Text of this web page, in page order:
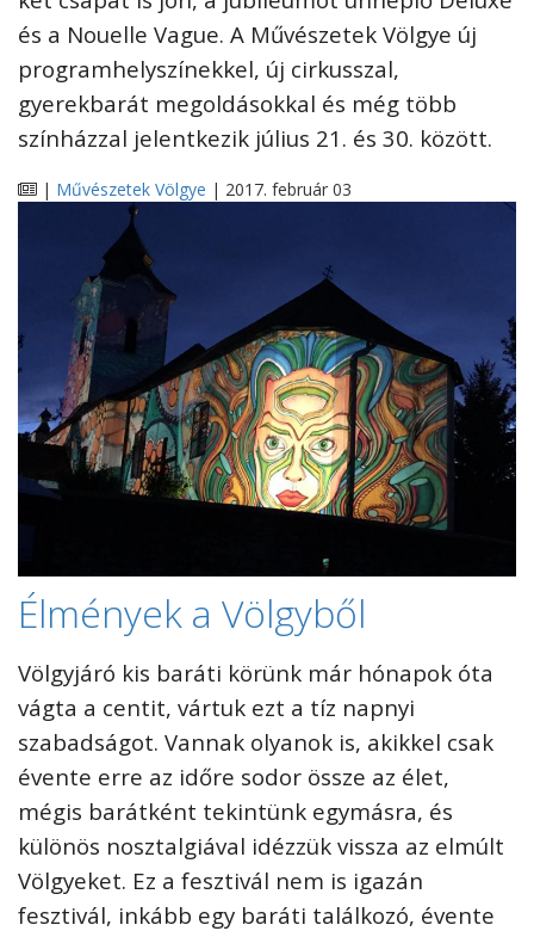
és a Nouelle Vague. A Művészetek Völgye új
programhelyszínekkel, új cirkusszal,
gyerekbarát megoldásokkal és még több
színházzal jelentkezik július 21. és 30. között.
| Művészetek Völgye | 2017. február 03
Élmények a Völgyből
Völgyjáró kis baráti körünk már hónapok óta
vágta a centit, vártuk ezt a tíz napnyi
szabadságot. Vannak olyanok is, akikkel csak
évente erre az időre sodor össze az élet,
mégis barátként tekintünk egymásra, és
különös nosztalgiával idézzük vissza az elmúlt
Völgyeket. Ez a fesztivál nem is igazán
fesztivál, inkább egy baráti találkozó, évente